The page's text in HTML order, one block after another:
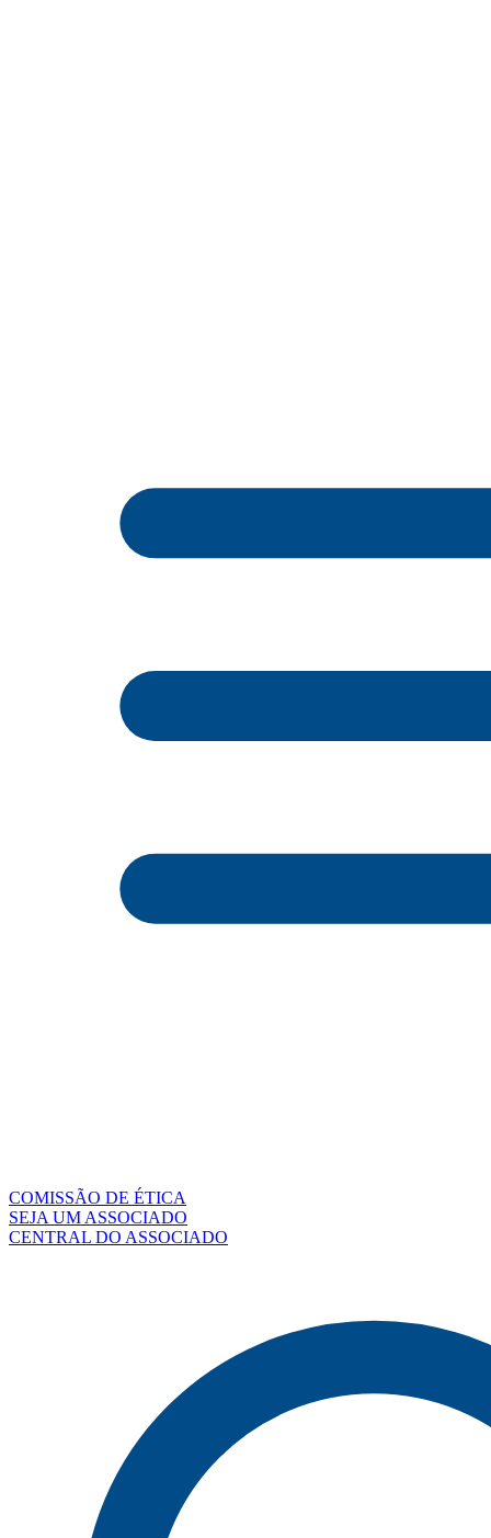
COMISSÃO DE ÉTICA
SEJA UM ASSOCIADO
CENTRAL DO ASSOCIADO